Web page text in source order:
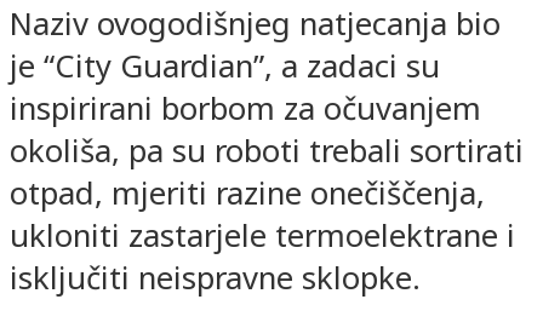
Naziv ovogodišnjeg natjecanja bio
je “City Guardian”, a zadaci su
inspirirani borbom za očuvanjem
okoliša, pa su roboti trebali sortirati
otpad, mjeriti razine onečiščenja,
ukloniti zastarjele termoelektrane i
isključiti neispravne sklopke.